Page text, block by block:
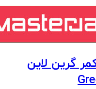
گرین لاین